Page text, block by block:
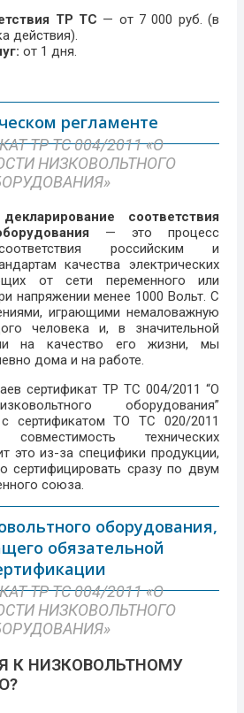
ТР ТС — от 7 000 руб. (в
действия).
от 1 дня.
регламенте
ТР ТС 004/2011 «О
НИЗКОВОЛЬТНОГО
соответствия
— это процесс
российским и
качества электрических
от сети переменного или
напряжении менее 1000 Вольт. С
играющими немаловажную
человека и, в значительной
на качество его жизни, мы
дома и на работе.
сертификат ТР ТС 004/2011 “О
оборудования”
с сертификатом ТО ТС 020/2011
совместимость технических
это из-за специфики продукции,
сертифицировать сразу по двум
союза.
оборудования,
обязательной
ТР ТС 004/2011 «О
НИЗКОВОЛЬТНОГО
К НИЗКОВОЛЬТНОМУ